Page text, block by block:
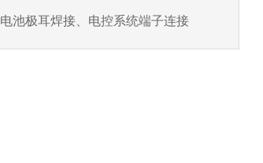
电池极耳焊接、电控系统端子连接